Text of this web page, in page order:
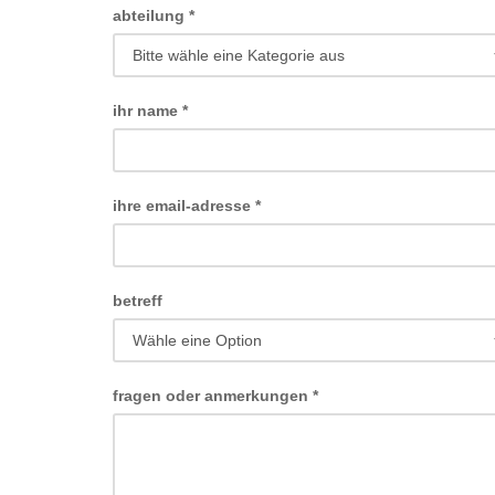
abteilung *
ihr name *
ihre email-adresse *
betreff
fragen oder anmerkungen *